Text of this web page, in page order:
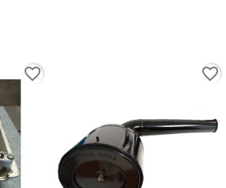
favorite_border favorite_border